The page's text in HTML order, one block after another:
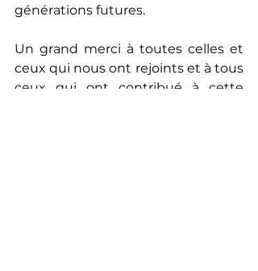
générations futures.
Un grand merci à toutes celles et
ceux qui nous ont rejoints et à tous
ceux qui ont contribué à cette